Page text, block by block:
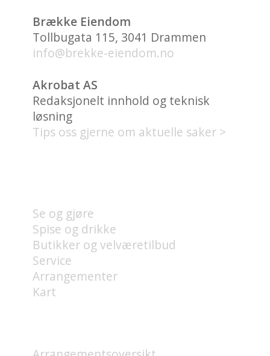
Brække Eiendom
Tollbugata 115, 3041 Drammen
info@brekke-eiendom.no
Akrobat AS
Redaksjonelt innhold og teknisk
løsning
Tips oss gjerne om aktuelle saker >
Se og gjøre
Spise og drikke
Butikker og velværetilbud
Service
Arrangementer
Kart